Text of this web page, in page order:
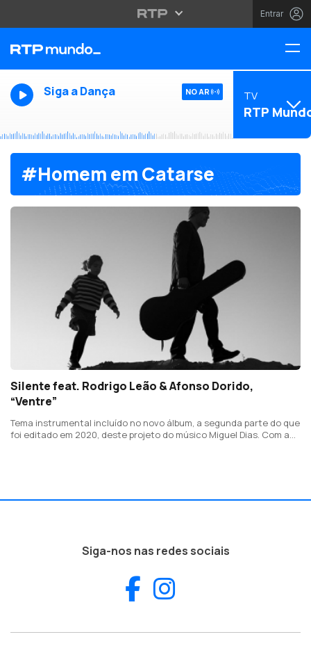
Entrar
Siga a Dança NO AR TV
RTP
#Homem em Catarse
Silente feat. Rodrigo Leão & Afonso Dorido,
“Ventre”
Tema instrumental incluído no novo álbum, a segunda parte do que
foi editado em 2020, deste projeto do músico Miguel Dias. Com a
Siga-nos nas redes sociais
Facebook